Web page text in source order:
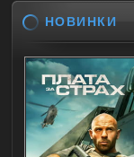
НОВИНКИ